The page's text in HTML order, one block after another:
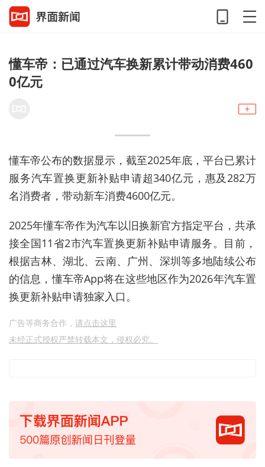
懂车帝：已通过汽车换新累计带动消费460
0亿元
懂车帝公布的数据显示，截至2025年底，平台已累计
服务汽车置换更新补贴申请超340亿元，惠及282万
名消费者，带动新车消费4600亿元。
2025年懂车帝作为汽车以旧换新官方指定平台，共承
接全国11省2市汽车置换更新补贴申请服务。目前，
根据吉林、湖北、云南、广州、深圳等多地陆续公布
的信息，懂车帝App将在这些地区作为2026年汽车置
换更新补贴申请独家入口。
广告等商务合作， 请点击这里
未经正式授权严禁转载本文，侵权必究。